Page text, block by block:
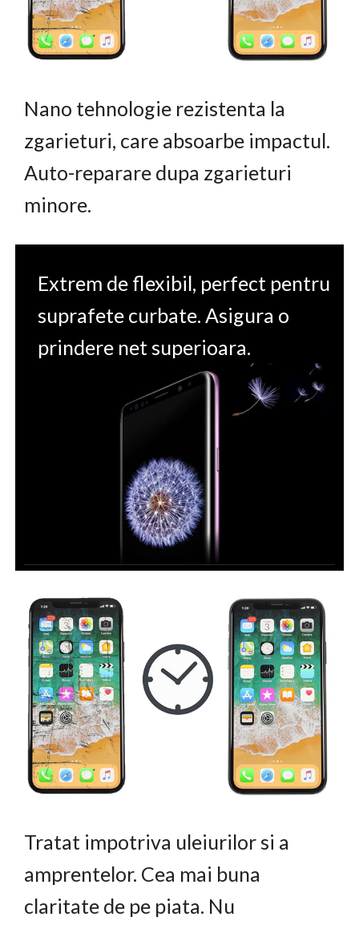
Nano tehnologie rezistenta la
zgarieturi, care absoarbe impactul.
Auto-reparare dupa zgarieturi
minore.
Extrem de flexibil, perfect pentru
suprafete curbate. Asigura o
prindere net superioara.
Tratat impotriva uleiurilor si a
amprentelor. Cea mai buna
claritate de pe piata. Nu